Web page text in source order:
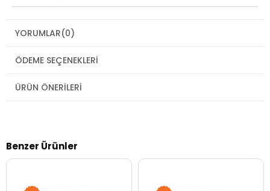
YORUMLAR(0)
ÖDEME SEÇENEKLERI
ÜRÜN ÖNERILERI
Benzer Ürünler